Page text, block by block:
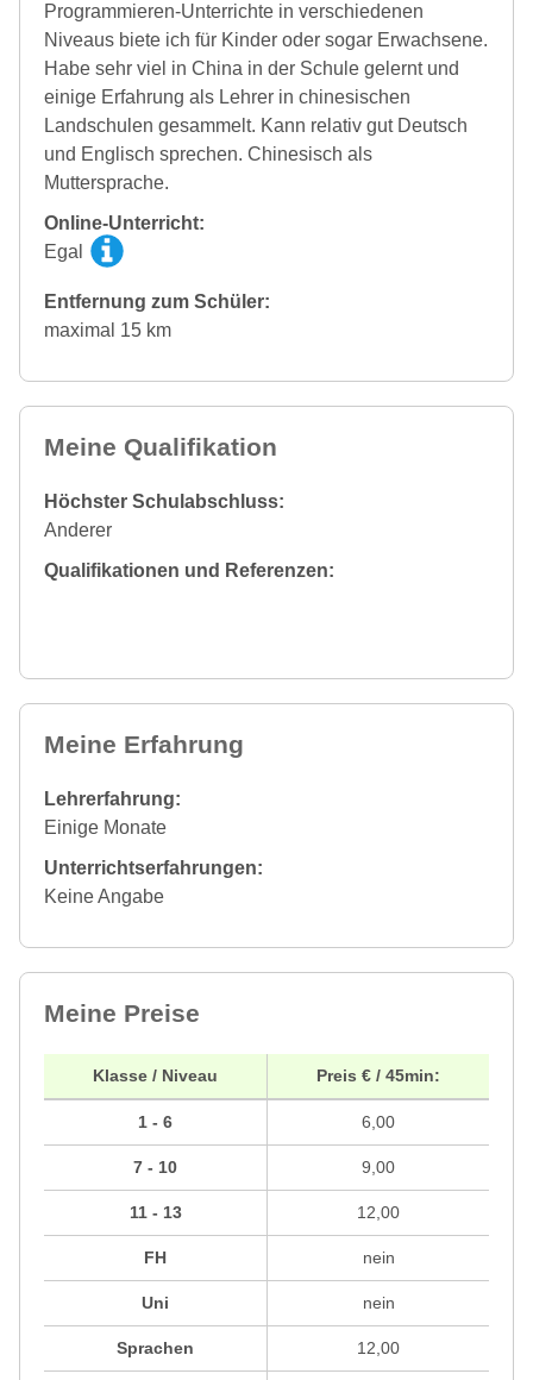
Programmieren-Unterrichte in verschiedenen
Niveaus biete ich für Kinder oder sogar Erwachsene.
Habe sehr viel in China in der Schule gelernt und
einige Erfahrung als Lehrer in chinesischen
Landschulen gesammelt. Kann relativ gut Deutsch
und Englisch sprechen. Chinesisch als
Muttersprache.
Online-Unterricht:
Egal
Entfernung zum Schüler:
maximal 15 km
Meine Qualifikation
Höchster Schulabschluss:
Anderer
Qualifikationen und Referenzen:
Meine Erfahrung
Lehrerfahrung:
Einige Monate
Unterrichtserfahrungen:
Keine Angabe
Meine Preise
Klasse / Niveau
1 - 6
7 - 10
11 - 13
FH
Uni
Sprachen
Preis € / 45min:
6,00
9,00
12,00
nein
nein
12,00